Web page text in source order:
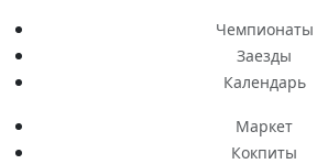
Чемпионаты
Заезды
Календарь
Маркет
Кокпиты